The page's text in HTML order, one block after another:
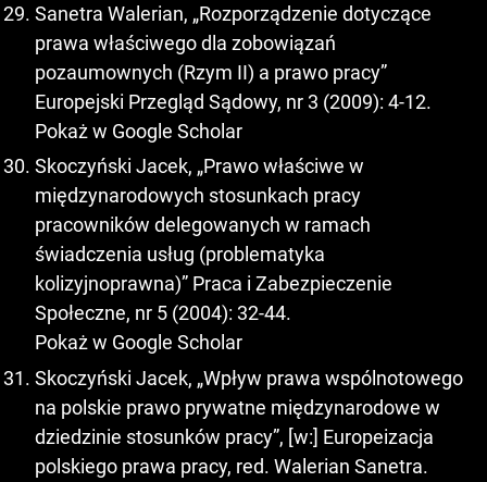
Sanetra Walerian, „Rozporządzenie dotyczące
prawa właściwego dla zobowiązań
pozaumownych (Rzym II) a prawo pracy”
Europejski Przegląd Sądowy, nr 3 (2009): 4-12.
Pokaż w Google Scholar
Skoczyński Jacek, „Prawo właściwe w
międzynarodowych stosunkach pracy
pracowników delegowanych w ramach
świadczenia usług (problematyka
kolizyjnoprawna)” Praca i Zabezpieczenie
Społeczne, nr 5 (2004): 32-44.
Pokaż w Google Scholar
Skoczyński Jacek, „Wpływ prawa wspólnotowego
na polskie prawo prywatne międzynarodowe w
dziedzinie stosunków pracy”, [w:] Europeizacja
polskiego prawa pracy, red. Walerian Sanetra.